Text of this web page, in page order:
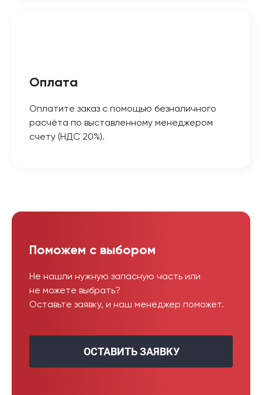
Оплата
Оплатите заказ с помощью безналичного
расчёта по выставленному менеджером
счету (НДС 20%).
Поможем с выбором
Не нашли нужную запасную часть или
не можете выбрать?
Оставьте заявку, и наш менеджер поможет.
ОСТАВИТЬ ЗАЯВКУ